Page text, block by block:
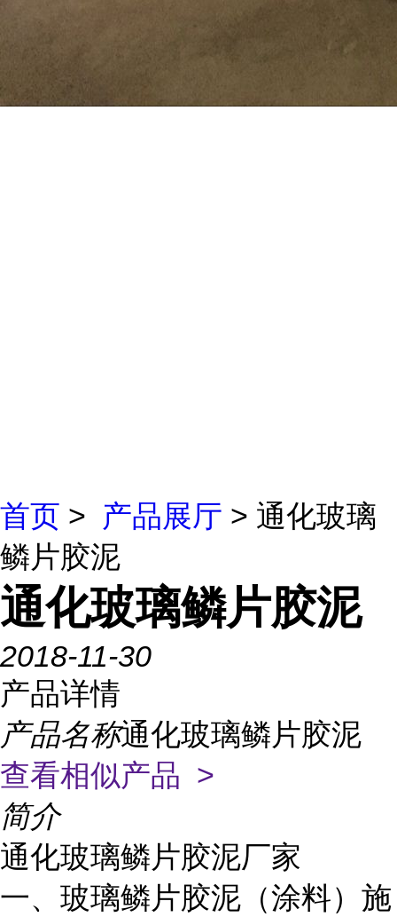
首页 > 产品展厅 > 通化玻璃
鳞片胶泥
通化玻璃鳞片胶泥
2018-11-30
产品详情
产品名称通化玻璃鳞片胶泥
查看相似产品 >
简介
通化玻璃鳞片胶泥厂家
一、玻璃鳞片胶泥（涂料）施